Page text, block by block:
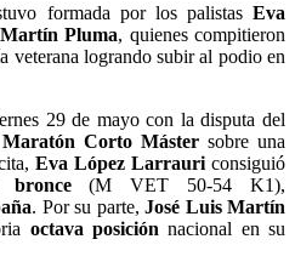
formada por los palistas Eva
Pluma, quienes compitieron
veterana logrando subir al podio en
29 de mayo con la disputa del
Corto Mástersobre una
Eva López Larrauriconsiguió
bronce(M VET 50-54 K1),
. Por su parte,José Luis Martín
octava posición nacional en su